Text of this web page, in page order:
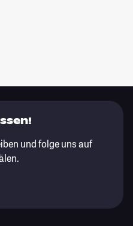
und folge uns auf